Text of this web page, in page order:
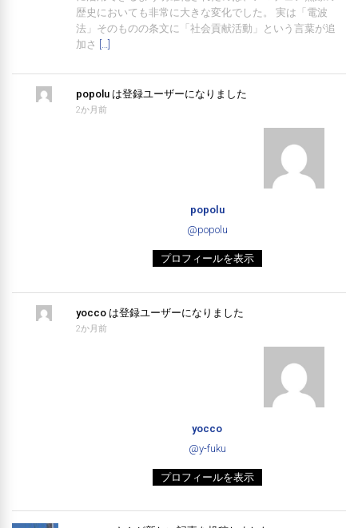
歴史においても非常に大きな変化でした。 実は「電波
法」そのものの条文に「社会貢献活動」という言葉が追
加さ
popolu は登録ユーザーになりました
2か月前
popolu
@popolu
プロフィールを表示
yocco は登録ユーザーになりました
2か月前
yocco
@y-fuku
プロフィールを表示